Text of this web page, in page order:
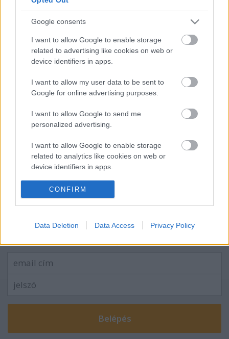
Google consents
I want to allow Google to enable storage
related to advertising like cookies on web or
device identifiers in apps.
I want to allow my user data to be sent to
Google for online advertising purposes.
I want to allow Google to send me
personalized advertising.
I want to allow Google to enable storage
related to analytics like cookies on web or
device identifiers in apps.
I want to allow Google to enable storage
related to functionality of the website or app.
related to personalization.
I want to allow Google to enable storage
related to security, including authentication
functionality and fraud prevention, and other
user protection.
CONFIRM
Data Deletion Data Access Privacy Policy
Megszólalt Szabó Zsófi férje...
Babát vár Szabó Zsófi...
Parkolópályára került Szabó Zsófi...
Lekerül a képernyőről a "Mokka" új
műsorvezetője...
Szólj hozzá!